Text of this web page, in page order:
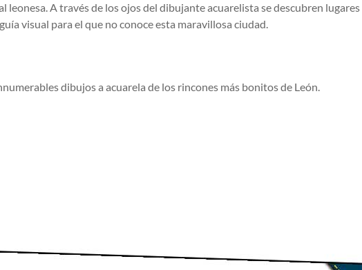
leonesa. A través de los ojos del dibujante acuarelista se descubren
visual para el que no conoce esta maravillosa ciudad.
dibujos a acuarela de los rincones más bonitos de León.